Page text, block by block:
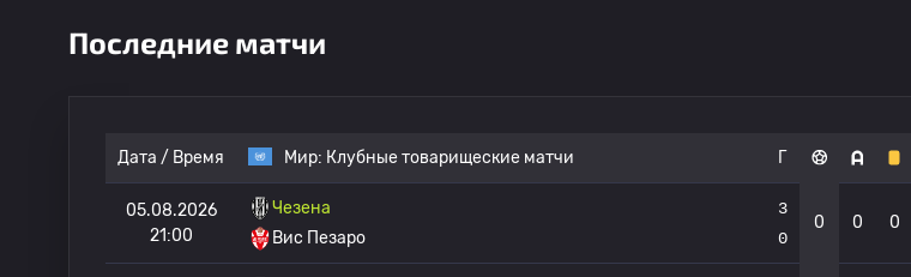
Последние матчи
Дата / Время Мир: Клубные товарищеские матчи Г
05.08.2026
21:00
Чезена
Вис Пезаро
3
0
0 0 0